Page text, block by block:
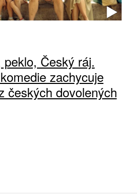
peklo, Český ráj.
zachycuje
českých dovolených